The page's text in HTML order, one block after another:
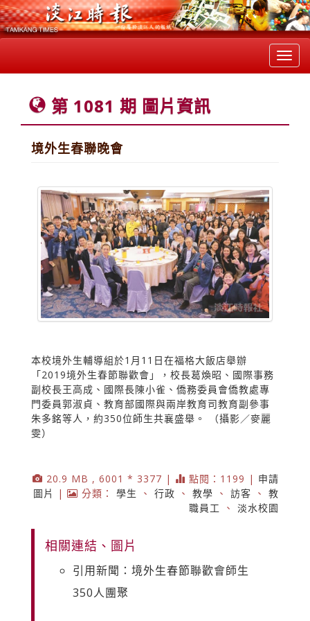
第 1081 期 圖片資訊
境外生春聯晚會
本校境外生輔導組於1月11日在福格大飯店舉辦
「2019境外生春節聯歡會」，校長葛煥昭、國際事務
副校長王高成、國際長陳小雀、僑務委員會僑教處專
門委員郭淑貞、教育部國際與兩岸教育司教育副參事
朱多銘等人，約350位師生共襄盛舉。 （攝影／麥麗
雯）
20.9 MB , 6001 * 3377 | 點閱：1199 | 申請
圖片
| 分類： 學生 、 行政 、 教學 、 訪客 、 教
職員工
、 淡水校園
相關連結、圖片
引用新聞：境外生春節聯歡會師生
350人團聚